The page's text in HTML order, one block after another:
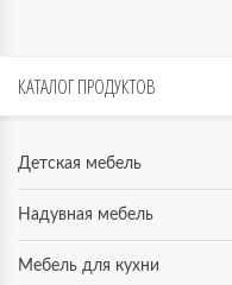
КАТАЛОГПРОДУКТОВ
Детская мебель
Надувная мебель
Мебель для кухни